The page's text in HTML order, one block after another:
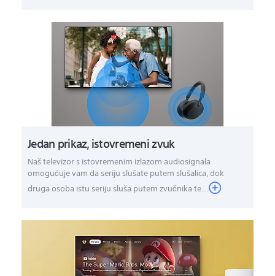
Jedan prikaz, istovremeni zvuk
Naš televizor s istovremenim izlazom audiosignala
omogućuje vam da seriju slušate putem slušalica, dok
druga osoba istu seriju sluša putem zvučnika te...